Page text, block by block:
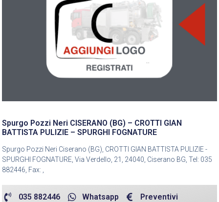
Spurgo Pozzi Neri CISERANO (BG) – CROTTI GIAN
BATTISTA PULIZIE – SPURGHI FOGNATURE
Spurgo Pozzi Neri Ciserano (BG), CROTTI GIAN BATTISTA PULIZIE -
SPURGHI FOGNATURE, Via Verdello, 21, 24040, Ciserano BG, Tel: 035
882446, Fax: ,
035 882446 Whatsapp Preventivi